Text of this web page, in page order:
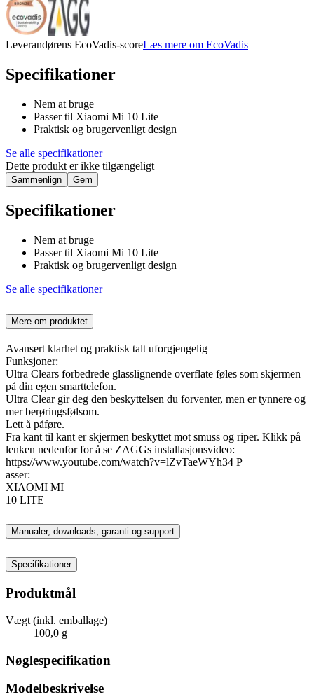
Leverandørens EcoVadis-scoreLæs mere om EcoVadis
Specifikationer
Nem at bruge
Passer til Xiaomi Mi 10 Lite
Praktisk og brugervenligt design
Se alle specifikationer
Dette produkt er ikke tilgængeligt
Sammenlign Gem
Specifikationer
Nem at bruge
Passer til Xiaomi Mi 10 Lite
Praktisk og brugervenligt design
Se alle specifikationer
Mere om produktet
Avansert klarhet og praktisk talt uforgjengelig
Funksjoner:
Ultra Clears forbedrede glasslignende overflate føles som skjermen
på din egen smarttelefon.
Ultra Clear gir deg den beskyttelsen du forventer, men er tynnere og
mer berøringsfølsom.
Lett å påføre.
Fra kant til kant er skjermen beskyttet mot smuss og riper. Klikk på
lenken nedenfor for å se ZAGGs installasjonsvideo:
https://www.youtube.com/watch?v=lZvTaeWYh34 P
asser:
XIAOMI MI
10 LITE
Manualer, downloads, garanti og support
Specifikationer
Produktmål
Vægt (inkl. emballage)
100,0 g
Nøglespecifikation
Modelbeskrivelse